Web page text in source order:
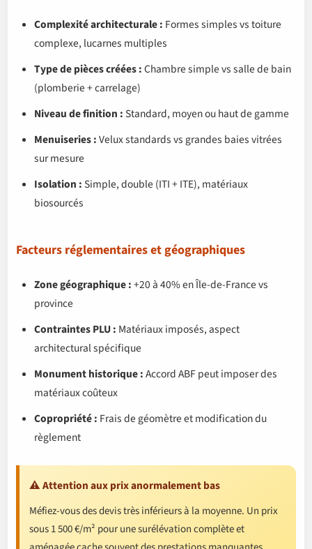
Complexité architecturale : Formes simples vs toiture
complexe, lucarnes multiples
Type de pièces créées :Chambre simple vs salle de bain
(plomberie + carrelage)
Niveau de finition :Standard, moyen ou haut de gamme
Menuiseries :Velux standards vs grandes baies vitrées
sur mesure
Isolation :Simple, double (ITI + ITE), matériaux
biosourcés
Facteurs réglementaires et géographiques
Zone géographique :+20 à 40% en Île-de-France vs
province
Contraintes PLU : Matériaux imposés, aspect
architectural spécifique
Monument historique :Accord ABF peut imposer des
matériaux coûteux
Copropriété : Frais de géomètre et modification du
règlement
⚠️ Attention aux prix anormalement bas
Méfiez-vous des devis très inférieurs à la moyenne. Un prix
sous 1 500 €/m² pour une surélévation complète et